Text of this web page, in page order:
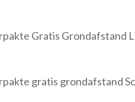
Gratis Grondafstand
gratis grondafstand